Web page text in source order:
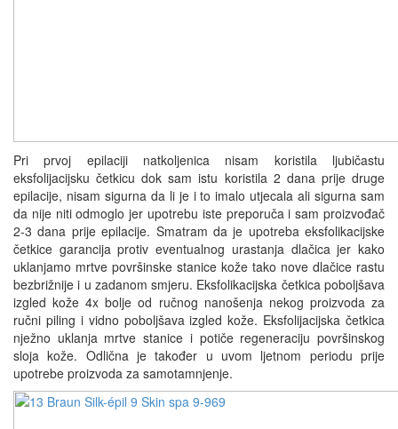
Pri prvoj epilaciji natkoljenica nisam koristila ljubičastu
eksfolijacijsku četkicu dok sam istu koristila 2 dana prije druge
epilacije, nisam sigurna da li je i to imalo utjecala ali sigurna sam
da nije niti odmoglo jer upotrebu iste preporuča i sam proizvođač
2-3 dana prije epilacije. Smatram da je upotreba eksfolikacijske
četkice garancija protiv eventualnog urastanja dlačica jer kako
uklanjamo mrtve površinske stanice kože tako nove dlačice rastu
bezbrižnije i u zadanom smjeru. Eksfolikacijska četkica poboljšava
izgled kože 4x bolje od ručnog nanošenja nekog proizvoda za
ručni piling i vidno poboljšava izgled kože. Eksfolijacijska četkica
nježno uklanja mrtve stanice i potiče regeneraciju površinskog
sloja kože. Odlična je također u uvom ljetnom periodu prije
upotrebe proizvoda za samotamnjenje.